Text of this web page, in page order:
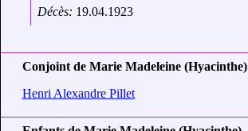
Décès: 19.04.1923
Conjoint de Marie Madeleine (Hyacinthe)
Henri Alexandre Pillet